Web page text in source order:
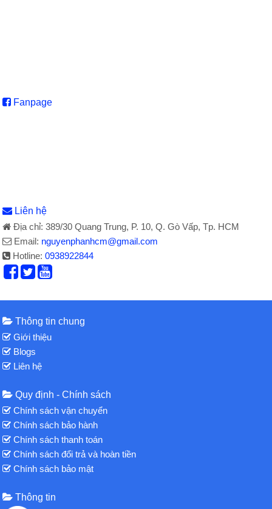
Fanpage
Liên hệ
Địa chỉ: 389/30 Quang Trung, P. 10, Q. Gò Vấp, Tp. HCM
Email: nguyenphanhcm@gmail.com
Hotline:0938922844
Thông tin chung
Giới thiệu
Blogs
Liên hệ
Quy định - Chính sách
Chính sách vận chuyển
Chính sách bảo hành
Chính sách thanh toán
Chính sách đổi trả và hoàn tiền
Chính sách bảo mật
Thông tin